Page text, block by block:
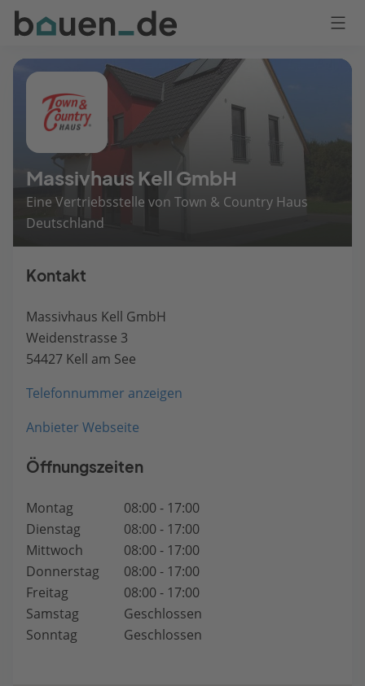
Bauen
Logo
Anmelden
Massivhaus Kell GmbH
Eine Vertriebsstelle von Town & Country Haus
Deutschland
Kontakt
Massivhaus Kell GmbH
Weidenstrasse 3
54427 Kell am See
Telefonnummer anzeigen
Anbieter Webseite
Öffnungszeiten
Montag
08:00 - 17:00
Dienstag
08:00 - 17:00
Mittwoch
08:00 - 17:00
Donnerstag
08:00 - 17:00
Freitag
08:00 - 17:00
Samstag
Geschlossen
Sonntag
Geschlossen